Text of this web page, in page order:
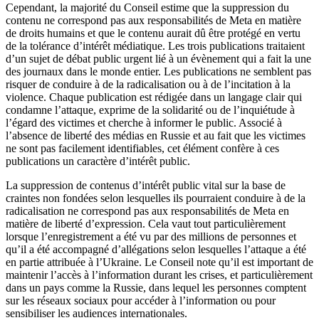
Cependant, la majorité du Conseil estime que la suppression du
contenu ne correspond pas aux responsabilités de Meta en matière
de droits humains et que le contenu aurait dû être protégé en vertu
de la tolérance d’intérêt médiatique. Les trois publications traitaient
d’un sujet de débat public urgent lié à un évènement qui a fait la une
des journaux dans le monde entier. Les publications ne semblent pas
risquer de conduire à de la radicalisation ou à de l’incitation à la
violence. Chaque publication est rédigée dans un langage clair qui
condamne l’attaque, exprime de la solidarité ou de l’inquiétude à
l’égard des victimes et cherche à informer le public. Associé à
l’absence de liberté des médias en Russie et au fait que les victimes
ne sont pas facilement identifiables, cet élément confère à ces
publications un caractère d’intérêt public.
La suppression de contenus d’intérêt public vital sur la base de
craintes non fondées selon lesquelles ils pourraient conduire à de la
radicalisation ne correspond pas aux responsabilités de Meta en
matière de liberté d’expression. Cela vaut tout particulièrement
lorsque l’enregistrement a été vu par des millions de personnes et
qu’il a été accompagné d’allégations selon lesquelles l’attaque a été
en partie attribuée à l’Ukraine. Le Conseil note qu’il est important de
maintenir l’accès à l’information durant les crises, et particulièrement
dans un pays comme la Russie, dans lequel les personnes comptent
sur les réseaux sociaux pour accéder à l’information ou pour
sensibiliser les audiences internationales.